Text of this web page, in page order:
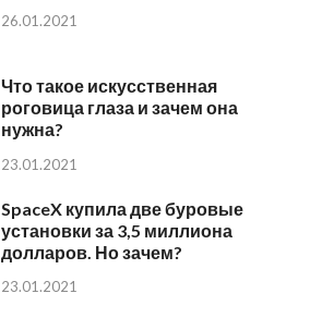
26.01.2021
Что такое искусственная
роговица глаза и зачем она
нужна?
23.01.2021
SpaceX купила две буровые
установки за 3,5 миллиона
долларов. Но зачем?
23.01.2021